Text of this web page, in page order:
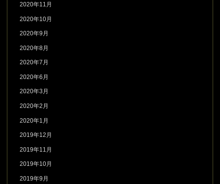
2020年11月
2020年10月
2020年9月
2020年8月
2020年7月
2020年6月
2020年3月
2020年2月
2020年1月
2019年12月
2019年11月
2019年10月
2019年9月